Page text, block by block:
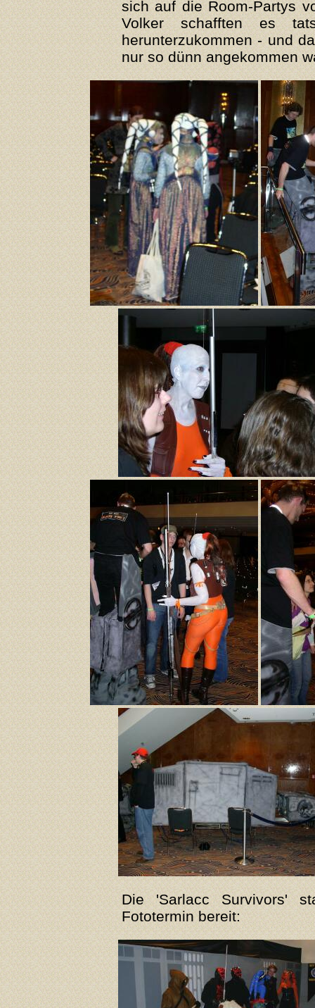
sich auf die Room-Partys
Volker schafften es
herunterzukommen - und
nur so dünn angekommen
Die 'Sarlacc Survivors'
Fototermin bereit: